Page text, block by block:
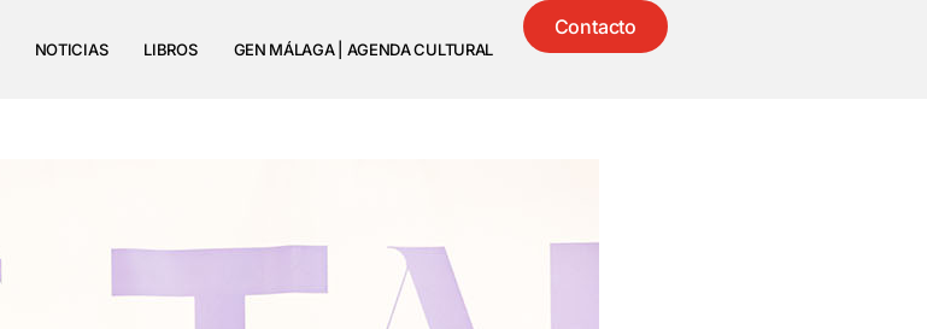
NOTICIAS LIBROS GEN MÁLAGA | AGENDA CULTURAL
Contacto